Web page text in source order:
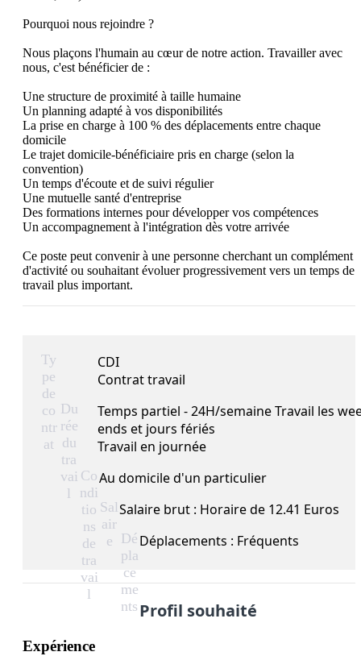
Pourquoi nous rejoindre ?
Nous plaçons l'humain au cœur de notre action. Travailler avec
nous, c'est bénéficier de :
Une structure de proximité à taille humaine
Un planning adapté à vos disponibilités
La prise en charge à 100 % des déplacements entre chaque
domicile
Le trajet domicile-bénéficiaire pris en charge (selon la
convention)
Un temps d'écoute et de suivi régulier
Une mutuelle santé d'entreprise
Des formations internes pour développer vos compétences
Un accompagnement à l'intégration dès votre arrivée
Ce poste peut convenir à une personne cherchant un complément
d'activité ou souhaitant évoluer progressivement vers un temps de
travail plus important.
Ty
pe
de
co
ntr
at
CDI
Contrat travail
Du
rée
du
tra
vai
l
Temps partiel - 24H/semaine Travail les
ends et jours fériés
Travail en journée
Co
ndi
tio
ns
de
tra
vai
l
Au domicile d'un particulier
Sal
air
e
Salaire brut : Horaire de 12.41 Euros
Dé
pla
ce
me
nts
Déplacements : Fréquents
Profil souhaité
Expérience